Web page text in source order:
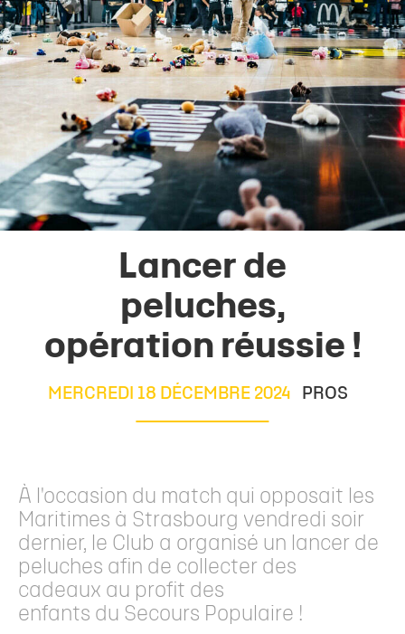
Lancer de
peluches,
opération réussie !
MERCREDI 18 DÉCEMBRE 2024 PROS
À l'occasion du match qui opposait les
Maritimes à Strasbourg vendredi soir
dernier, le Club a organisé un lancer de
peluches afin de collecter des
cadeaux au profit des
enfants du Secours Populaire !